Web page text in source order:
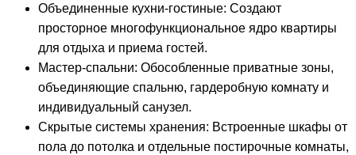
Объединенные кухни-гостиные: Создают
просторное многофункциональное ядро квартиры
для отдыха и приема гостей.
Мастер-спальни: Обособленные приватные зоны,
объединяющие спальню, гардеробную комнату и
индивидуальный санузел.
Скрытые системы хранения: Встроенные шкафы от
пола до потолка и отдельные постирочные комнаты,